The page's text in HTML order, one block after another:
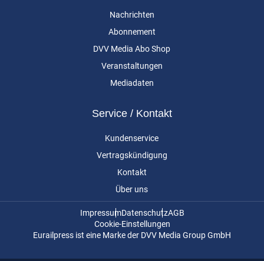
Nachrichten
Abonnement
DVV Media Abo Shop
Veranstaltungen
Mediadaten
Service / Kontakt
Kundenservice
Vertragskündigung
Kontakt
Über uns
ImpressumDatenschutzAGB
Cookie-Einstellungen
Eurailpress ist eine Marke der DVV Media Group GmbH